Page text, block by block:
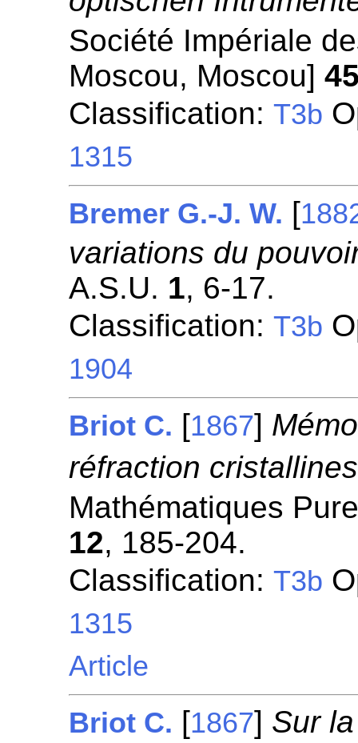
Société Impériale
Moscou, Moscou]
Classification:T3b
1315
Bremer G.-J. W. [
variations du
A.S.U. 1, 6-17.
Classification:T3b
1904
Briot C. [1867]
réfraction
Mathématiques
12, 185-204.
Classification:T3b
1315
Article
Briot C. [1867] Sur